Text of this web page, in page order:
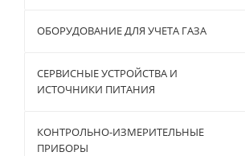
ОБОРУДОВАНИЕ ДЛЯ УЧЕТА ГАЗА
СЕРВИСНЫЕ УСТРОЙСТВА И
ИСТОЧНИКИ ПИТАНИЯ
КОНТРОЛЬНО-ИЗМЕРИТЕЛЬНЫЕ
ПРИБОРЫ